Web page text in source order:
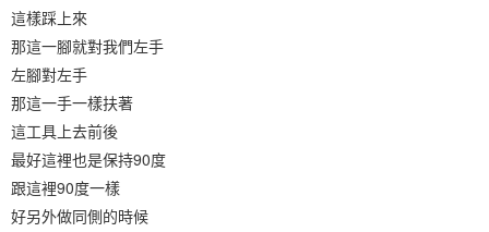
這樣踩上來
那這一腳就對我們左手
左腳對左手
那這一手一樣扶著
這工具上去前後
最好這裡也是保持90度
跟這裡90度一樣
好另外做同側的時候